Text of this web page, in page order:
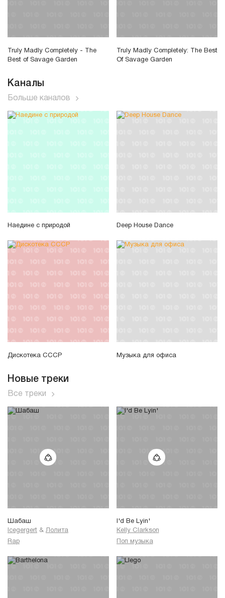
Truly Madly Completely - The
Best of Savage Garden
Truly Madly Completely: The Best
Of Savage Garden
Каналы
Больше каналов
Наедине с природой Deep House Dance
Дискотека СССР Музыка для офиса
Новые треки
Все треки
Шабаш
Icegergert & Лолита
Rap
I'd Be Lyin'
Kelly Clarkson
Поп музыка